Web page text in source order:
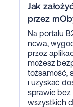
Jak
przez
Na portalu
nowa,
przez
możesz
tożsamość,
i uzyskać
sprawie bez
wszystkich